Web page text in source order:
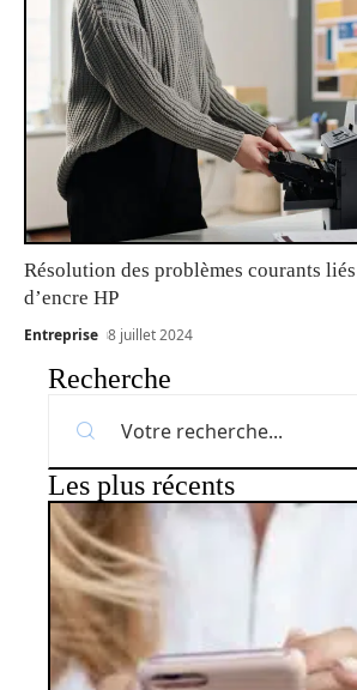
Résolution des problèmes courants
d’encre HP
Entreprise 8 juillet 2024
Recherche
Les plus récents